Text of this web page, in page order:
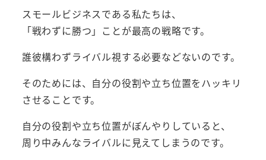
スモールビジネスである私たちは、
「戦わずに勝つ」ことが最高の戦略です。
誰彼構わずライバル視する必要などないのです。
そのためには、自分の役割や立ち位置をハッキリ
させることです。
自分の役割や立ち位置がぼんやりしていると、
周り中みんなライバルに見えてしまうのです。